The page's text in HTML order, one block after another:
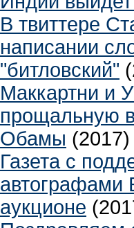
В твиттере
написании
"битловский"
Маккартни и
прощальную
Обамы (2017)
Газета с
автографами
аукционе